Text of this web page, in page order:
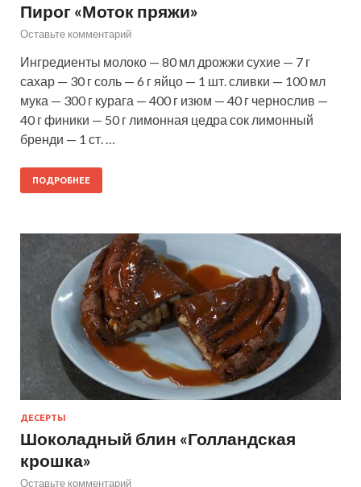
Пирог «Моток пряжи»
Оставьте комментарий
Ингредиенты молоко — 80 мл дрожжи сухие — 7 г
сахар — 30 г соль — 6 г яйцо — 1 шт. сливки — 100 мл
мука — 300 г курага — 400 г изюм — 40 г чернослив —
40 г финики — 50 г лимонная цедра сок лимонный
бренди — 1 ст. …
ПОДРОБНЕЕ
ДЕСЕРТЫ
Шоколадный блин «Голландская
крошка»
Оставьте комментарий